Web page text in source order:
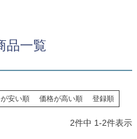
シューズ
Wedding
品一覧
安い順 価格が高い順 登録順
2件中 1-2件表示